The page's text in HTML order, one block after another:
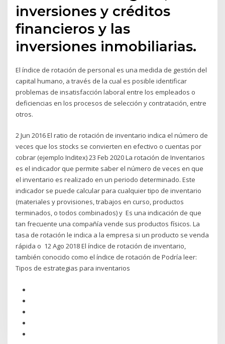
inversiones y créditos
financieros y las
inversiones inmobiliarias.
El índice de rotación de personal es una medida de gestión del
capital humano, a través de la cual es posible identificar
problemas de insatisfacción laboral entre los empleados o
deficiencias en los procesos de selección y contratación, entre
otros.
2 Jun 2016 El ratio de rotación de inventario indica el número de
veces que los stocks se convierten en efectivo o cuentas por
cobrar (ejemplo Inditex) 23 Feb 2020 La rotación de Inventarios
es el indicador que permite saber el número de veces en que
el inventario es realizado en un periodo determinado. Este
indicador se puede calcular para cualquier tipo de inventario
(materiales y provisiones, trabajos en curso, productos
terminados, o todos combinados) y Es una indicación de que
tan frecuente una compañía vende sus productos físicos. La
tasa de rotación le indica a la empresa si un producto se venda
rápida o 12 Ago 2018 El índice de rotación de inventario,
también conocido como el índice de rotación de Podría leer:
Tipos de estrategias para inventarios